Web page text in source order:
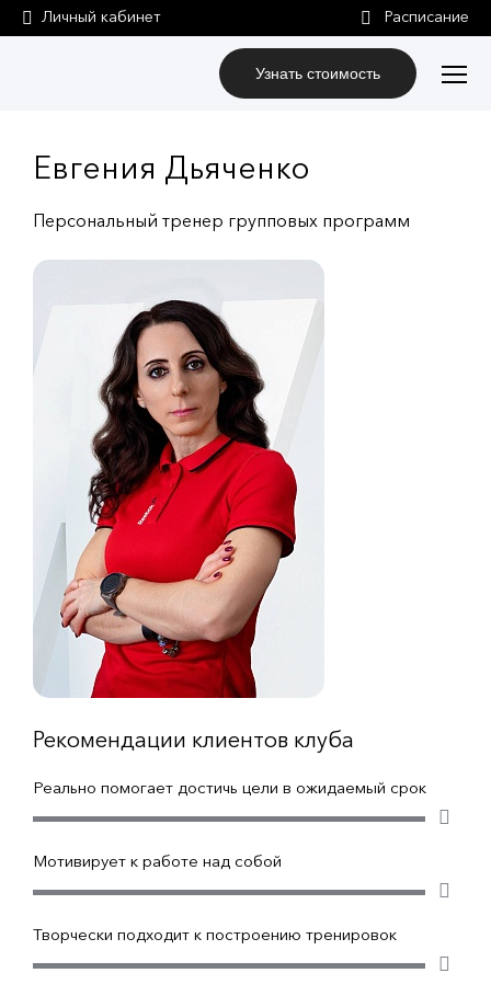
Личный кабинет
Узнать стоимость
Евгения Дьяченко
Персональный тренер групповых программ
Рекомендации клиентов клуба
Реально помогает достичь цели в ожидаемый срок
Мотивирует к работе над собой
Творчески подходит к построению тренировок